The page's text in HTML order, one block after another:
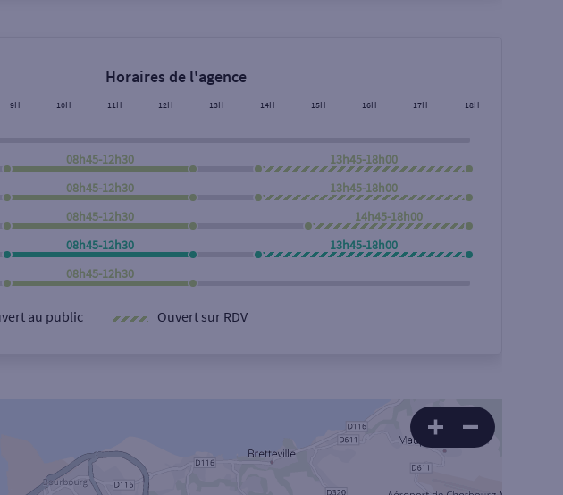
Horaires de l'agence
9H 10H 11H 12H 13H 14H 15H 16H 17H 18H
08h45-12h30 13h45-18h00
08h45-12h30 13h45-18h00
08h45-12h30 14h45-18h00
08h45-12h30 13h45-18h00
08h45-12h30
au public Ouvert sur RDV